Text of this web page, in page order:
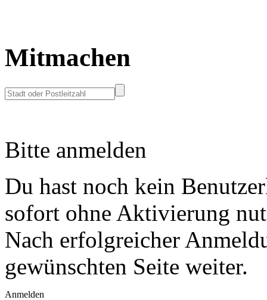
Mitmachen
Bitte anmelden
Du hast noch kein
sofort ohne Aktivierung
Nach erfolgreicher
gewünschten Seite weiter.
Anmelden